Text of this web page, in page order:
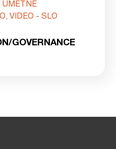
UMETNE
VIDEO - SLO
GOVERNANCE